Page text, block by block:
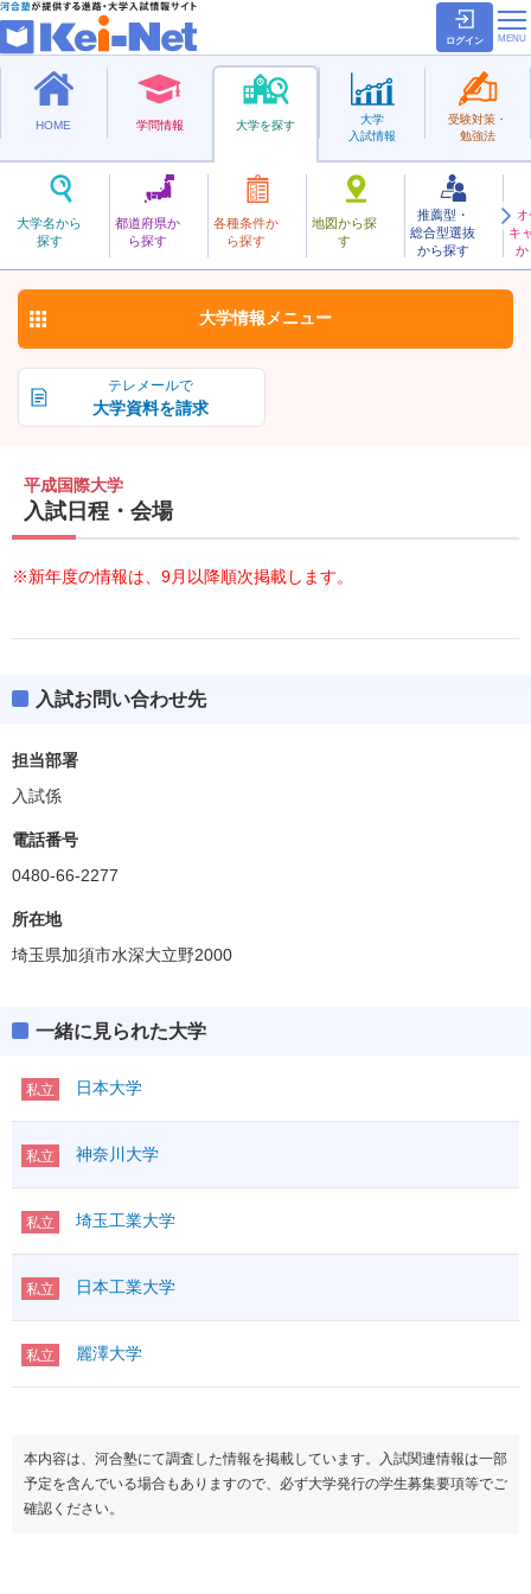
ログイン
HOME 学問情報 大学を探す
大学名から
探す
都道府県か
ら探す
各種条件か
ら探す
地図から探
す
推薦型・
総合型選抜
から探す
キ
か
大学
入試情報
受験対策・
勉強法
私立
へいせいこくさい
平成国際大学 お気に入り
テレメールで
大学資料を請求
大学情報 メニュー
平成国際大学
入試日程・会場
※新年度の情報は、9月以降順次掲載します。
入試お問い合わせ先
担当部署
入試係
電話番号
0480-66-2277
所在地
埼玉県加須市水深大立野2000
一緒に見られた大学
私立 日本大学
私立 神奈川大学
私立 埼玉工業大学
私立 日本工業大学
私立 麗澤大学
本内容は、河合塾にて調査した情報を掲載しています。入試関連情報は一部
予定を含んでいる場合もありますので、必ず大学発行の学生募集要項等でご
確認ください。